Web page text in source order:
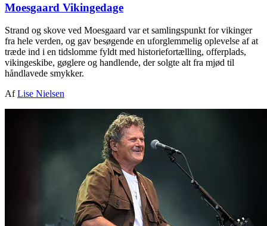
Moesgaard Vikingedage
Strand og skove ved Moesgaard var et samlingspunkt for vikinger
fra hele verden, og gav besøgende en uforglemmelig oplevelse af at
træde ind i en tidslomme fyldt med historiefortælling, offerplads,
vikingeskibe, gøglere og handlende, der solgte alt fra mjød til
håndlavede smykker.
AfLise Nielsen